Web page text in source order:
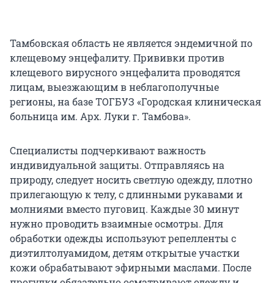
Тамбовская область не является эндемичной по
клещевому энцефалиту. Прививки против
клещевого вирусного энцефалита проводятся
лицам, выезжающим в неблагополучные
регионы, на базе ТОГБУЗ «Городская клиническая
больница им. Арх. Луки г. Тамбова».
Специалисты подчеркивают важность
индивидуальной защиты. Отправляясь на
природу, следует носить светлую одежду, плотно
прилегающую к телу, с длинными рукавами и
молниями вместо пуговиц. Каждые 30 минут
нужно проводить взаимные осмотры. Для
обработки одежды используют репелленты с
диэтилтолуамидом, детям открытые участки
кожи обрабатывают эфирными маслами. После